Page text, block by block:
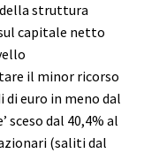
struttura
capitale netto
il minor ricorso
euro in meno dal
sceso dal 40,4% al
(saliti dal